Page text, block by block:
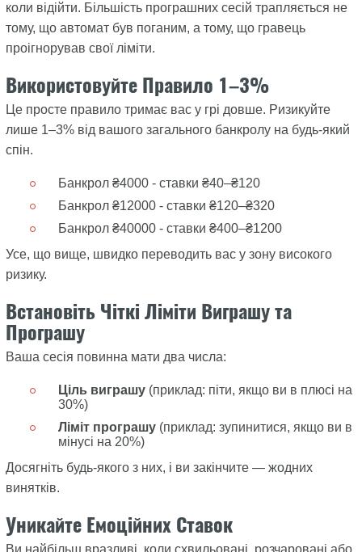
коли відійти. Більшість програшних сесій трапляється не
тому, що автомат був поганим, а тому, що гравець
проігнорував свої ліміти.
Використовуйте Правило 1–3%
Це просте правило тримає вас у грі довше. Ризикуйте
лише 1–3% від вашого загального банкролу на будь-який
спін.
Банкрол ₴4000 - ставки ₴40–₴120
Банкрол ₴12000 - ставки ₴120–₴320
Банкрол ₴40000 - ставки ₴400–₴1200
Усе, що вище, швидко переводить вас у зону високого
ризику.
Встановіть Чіткі Ліміти Виграшу та
Програшу
Ваша сесія повинна мати два числа:
Ціль виграшу(приклад: піти, якщо ви в плюсі на
30%)
Ліміт програшу(приклад: зупинитися, якщо ви в
мінусі на 20%)
Досягніть будь-якого з них, і ви закінчите — жодних
винятків.
Уникайте Емоційних Ставок